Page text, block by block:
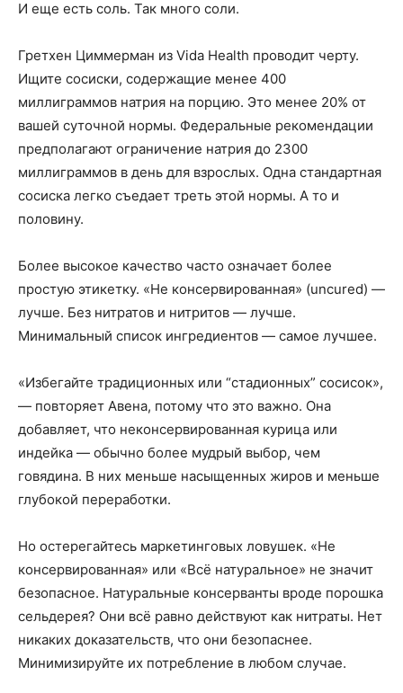
И еще есть соль. Так много соли.
Гретхен Циммерман из Vida Health проводит черту.
Ищите сосиски, содержащие менее 400
миллиграммов натрия на порцию. Это менее 20% от
вашей суточной нормы. Федеральные рекомендации
предполагают ограничение натрия до 2300
миллиграммов в день для взрослых. Одна стандартная
сосиска легко съедает треть этой нормы. А то и
половину.
Более высокое качество часто означает более
простую этикетку. «Не консервированная» (uncured) —
лучше. Без нитратов и нитритов — лучше.
Минимальный список ингредиентов — самое лучшее.
«Избегайте традиционных или “стадионных” сосисок»,
— повторяет Авена, потому что это важно. Она
добавляет, что неконсервированная курица или
индейка — обычно более мудрый выбор, чем
говядина. В них меньше насыщенных жиров и меньше
глубокой переработки.
Но остерегайтесь маркетинговых ловушек. «Не
консервированная» или «Всё натуральное» не значит
безопасное. Натуральные консерванты вроде порошка
сельдерея? Они всё равно действуют как нитраты. Нет
никаких доказательств, что они безопаснее.
Минимизируйте их потребление в любом случае.